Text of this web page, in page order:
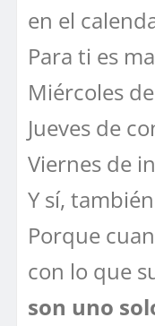
en el
Para ti es
Miércoles
Jueves de
Viernes de
Y sí,
Porque
con lo que
son uno